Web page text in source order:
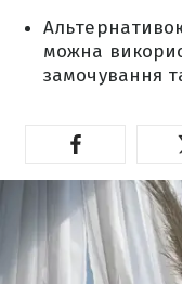
можна
замочування